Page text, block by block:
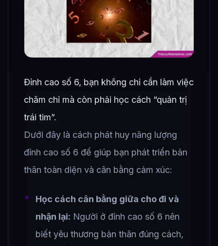
Đỉnh cao số 6, bạn không chỉ cần làm việc
chăm chỉ mà còn phải học cách “quản trị
trái tim”.
Dưới đây là cách phát huy năng lượng
đỉnh cao số 6 để giúp bạn phát triển bản
thân toàn diện và cân bằng cảm xúc:
Học cách cân bằng giữa cho đi và
nhận lại: Người ở đỉnh cao số 6 nên
biết yêu thương bản thân đúng cách,